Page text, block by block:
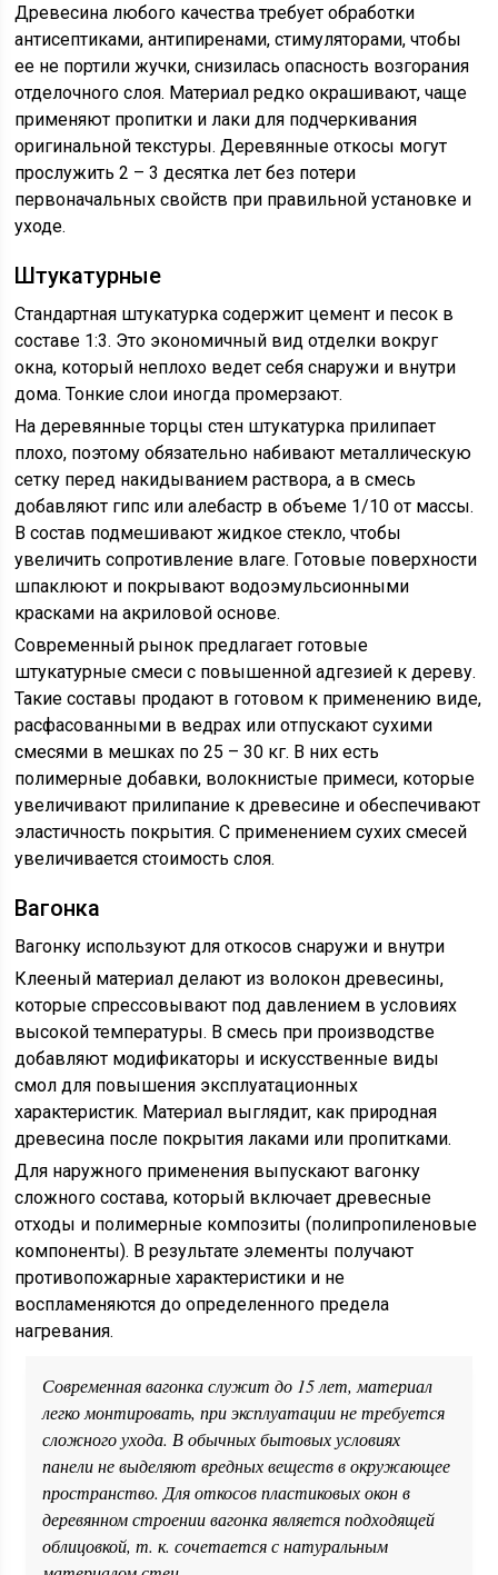
Древесина любого качества требует обработки
антисептиками, антипиренами, стимуляторами, чтобы
ее не портили жучки, снизилась опасность возгорания
отделочного слоя. Материал редко окрашивают, чаще
применяют пропитки и лаки для подчеркивания
оригинальной текстуры. Деревянные откосы могут
прослужить 2 – 3 десятка лет без потери
первоначальных свойств при правильной установке и
уходе.
Штукатурные
Стандартная штукатурка содержит цемент и песок в
составе 1:3. Это экономичный вид отделки вокруг
окна, который неплохо ведет себя снаружи и внутри
дома. Тонкие слои иногда промерзают.
На деревянные торцы стен штукатурка прилипает
плохо, поэтому обязательно набивают металлическую
сетку перед накидыванием раствора, а в смесь
добавляют гипс или алебастр в объеме 1/10 от массы.
В состав подмешивают жидкое стекло, чтобы
увеличить сопротивление влаге. Готовые поверхности
шпаклюют и покрывают водоэмульсионными
красками на акриловой основе.
Современный рынок предлагает готовые
штукатурные смеси с повышенной адгезией к дереву.
Такие составы продают в готовом к применению виде,
расфасованными в ведрах или отпускают сухими
смесями в мешках по 25 – 30 кг. В них есть
полимерные добавки, волокнистые примеси, которые
увеличивают прилипание к древесине и обеспечивают
эластичность покрытия. С применением сухих смесей
увеличивается стоимость слоя.
Вагонка
Вагонку используют для откосов снаружи и внутри
Клееный материал делают из волокон древесины,
которые спрессовывают под давлением в условиях
высокой температуры. В смесь при производстве
добавляют модификаторы и искусственные виды
смол для повышения эксплуатационных
характеристик. Материал выглядит, как природная
древесина после покрытия лаками или пропитками.
Для наружного применения выпускают вагонку
сложного состава, который включает древесные
отходы и полимерные композиты (полипропиленовые
компоненты). В результате элементы получают
противопожарные характеристики и не
воспламеняются до определенного предела
нагревания.
Современная вагонка служит до 15 лет, материал
легко монтировать, при эксплуатации не требуется
сложного ухода. В обычных бытовых условиях
панели не выделяют вредных веществ в окружающее
пространство. Для откосов пластиковых окон в
деревянном строении вагонка является подходящей
облицовкой, т. к. сочетается с натуральным